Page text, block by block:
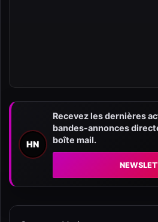
HN
Recevez les dernières
bandes-annonces
boîte mail.